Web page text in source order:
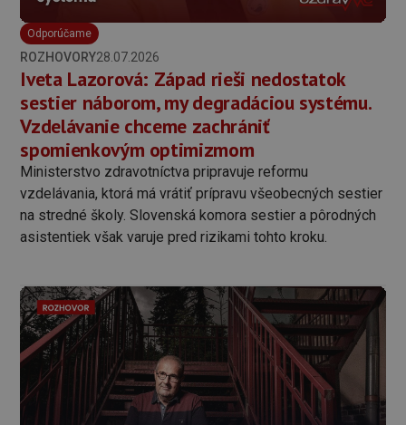
Odporúčame
ROZHOVORY28.07.2026
Iveta Lazorová: Západ rieši nedostatok
sestier náborom, my degradáciou systému.
Vzdelávanie chceme zachrániť
spomienkovým optimizmom
Ministerstvo zdravotníctva pripravuje reformu
vzdelávania, ktorá má vrátiť prípravu všeobecných sestier
na stredné školy. Slovenská komora sestier a pôrodných
asistentiek však varuje pred rizikami tohto kroku.